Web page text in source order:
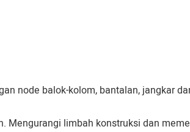
node balok-kolom, bantalan, jangkar
limbah konstruksi dan